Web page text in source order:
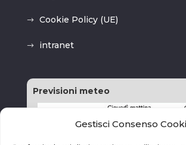
Gestisci Consenso
Cookie Policy (UE)
intranet
Previsioni meteo